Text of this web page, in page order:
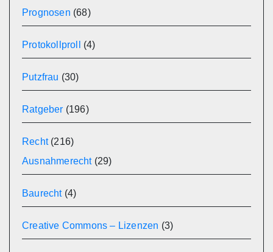
Prognosen (68)
Protokollproll (4)
Putzfrau (30)
Ratgeber (196)
Recht(216)
Ausnahmerecht(29)
Baurecht(4)
Creative Commons – Lizenzen (3)